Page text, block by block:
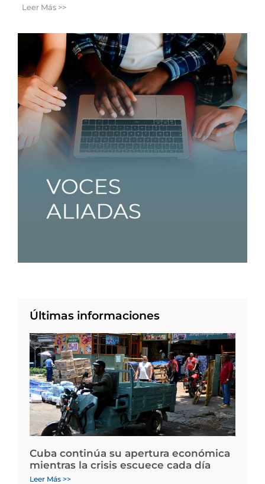
Leer Más >>
Últimas informaciones
Cuba continúa su apertura económica
mientras la crisis escuece cada día
Leer Más >>